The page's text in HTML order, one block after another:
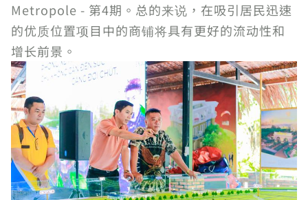
Metropole - 第4期。总的来说，在吸引居民迅速
的优质位置项目中的商铺将具有更好的流动性和
增长前景。